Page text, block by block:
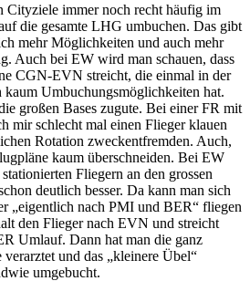
Cityziele immer noch recht häufig im
die gesamte LHG umbuchen. Das gibt
mehr Möglichkeiten und auch mehr
Auch bei EW wird man schauen, dass
CGN-EVN streicht, die einmal in der
kaum Umbuchungsmöglichkeiten hat.
großen Bases zugute. Bei einer FR mit
mir schlecht mal einen Flieger klauen
Rotation zweckentfremden. Auch,
kaum überschneiden. Bei EW
Fliegern an den grossen
deutlich besser. Da kann man sich
„eigentlich nach PMI und BER“ fliegen
den Flieger nach EVN und streicht
Umlauf. Dann hat man die ganz
und das „kleinere Übel“
umgebucht.